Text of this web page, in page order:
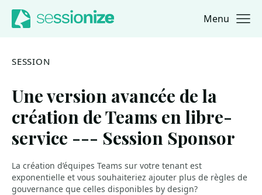
Jump to navigation
Jump to content Menu
SESSION
Une version avancée de la
création de Teams en libre-
service --- Session Sponsor
La création d’équipes Teams sur votre tenant est
exponentielle et vous souhaiteriez ajouter plus de règles de
gouvernance que celles disponibles by design?